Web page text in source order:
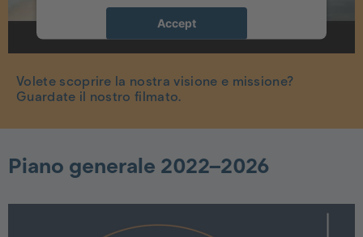
Accept
powered byUsercentrics Consent
Volete scoprire la nostra visione e missione?
Guardate il nostro filmato.
Piano generale 2022–2026